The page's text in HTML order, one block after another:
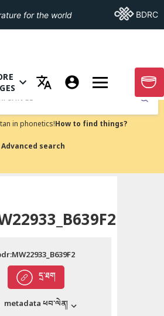
English
for the world Go ToBDRC
MENU OF MORE PAGES
GO
Submit
in phonetics!How to find things?
Advanced search
དྲ་ཐག
metadata ཕབ་ལེན།